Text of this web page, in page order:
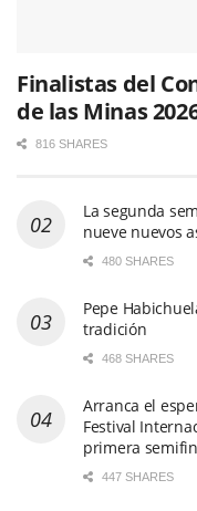
Finalistas del
de las Minas
816 SHARES
La segunda
nueve nuevos
480 SHARES
Pepe
tradición
468 SHARES
Arranca el
Festival
primera
447 SHARES